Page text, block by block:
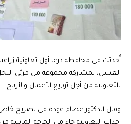
أُحدثت في محافظة درعا أول تعاونية
العسل، بمشاركة مجموعة من مربّي
للتعاونية من أجل توزيع الأعمال والأرباح.
إحداث التعاونية جاء من الحاجة الماسة